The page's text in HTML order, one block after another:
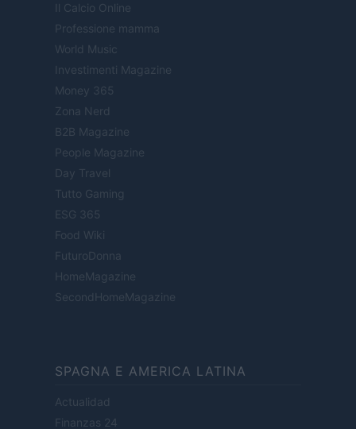
Il Calcio Online
Professione mamma
World Music
Investimenti Magazine
Money 365
Zona Nerd
B2B Magazine
People Magazine
Day Travel
Tutto Gaming
ESG 365
Food Wiki
FuturoDonna
HomeMagazine
SecondHomeMagazine
SPAGNA E AMERICA LATINA
Actualidad
Finanzas 24